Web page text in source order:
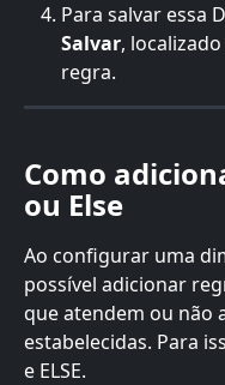
Para salvar essa
Salvar,
regra.
Como
ou Else
Ao configurar uma
possível adicionar
que atendem ou não
estabelecidas. Para
e ELSE.